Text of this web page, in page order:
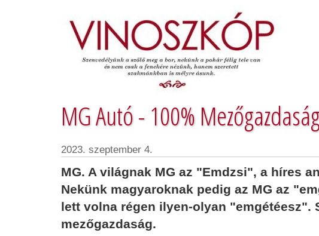
MG Autó - 100%
2023. szeptember 4.
MG. A világnak MG az "Emdzsi", a híres
Nekünk magyaroknak pedig az MG az
lett volna régen ilyen-olyan "emgétéesz".
mezőgazdaság.